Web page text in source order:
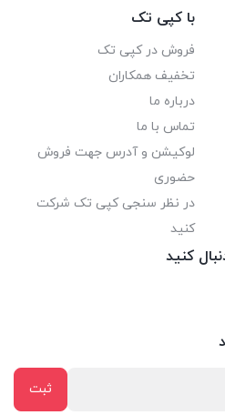
با کپی تک
فروش در کپی تک
تخفیف همکاران
درباره ما
تماس با ما
لوکیشن و آدرس جهت فروش
حضوری
در نظر سنجی کپی تک شرکت
کنید
کنید